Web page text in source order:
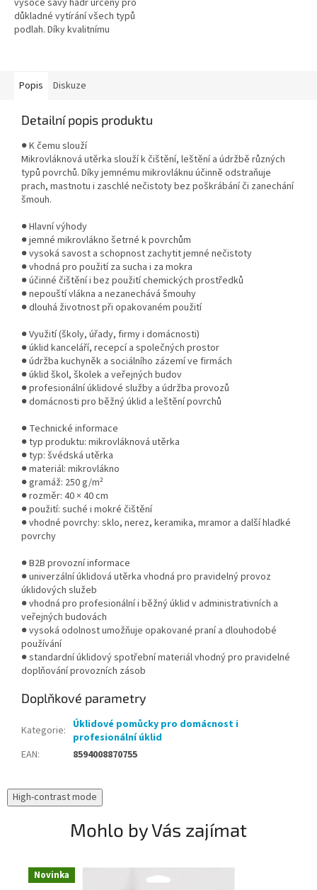
důkladné vytírání všech typů
podlah. Díky kvalitnímu
Popis
Diskuze
Detailní popis produktu
● K čemu slouží
Mikrovláknová utěrka slouží k čištění, leštění a údržbě různých
typů povrchů. Díky jemnému mikrovláknu účinně odstraňuje
prach, mastnotu i zaschlé nečistoty bez poškrábání či zanechání
šmouh.
● Hlavní výhody
● jemné mikrovlákno šetrné k povrchům
● vysoká savost a schopnost zachytit jemné nečistoty
● vhodná pro použití za sucha i za mokra
● účinné čištění i bez použití chemických prostředků
● nepouští vlákna a nezanechává šmouhy
● dlouhá životnost při opakovaném použití
● Využití (školy, úřady, firmy i domácnosti)
● úklid kanceláří, recepcí a společných prostor
● údržba kuchyněk a sociálního zázemí ve firmách
● úklid škol, školek a veřejných budov
● profesionální úklidové služby a údržba provozů
● domácnosti pro běžný úklid a leštění povrchů
● Technické informace
● typ produktu: mikrovláknová utěrka
● typ: švédská utěrka
● materiál: mikrovlákno
● gramáž: 250 g/m²
● rozměr: 40 × 40 cm
● použití: suché i mokré čištění
● vhodné povrchy: sklo, nerez, keramika, mramor a další hladké
povrchy
● B2B provozní informace
● univerzální úklidová utěrka vhodná pro pravidelný provoz
úklidových služeb
● vhodná pro profesionální i běžný úklid v administrativních a
veřejných budovách
● vysoká odolnost umožňuje opakované praní a dlouhodobé
používání
● standardní úklidový spotřební materiál vhodný pro pravidelné
doplňování provozních zásob
Doplňkové parametry
Kategorie: Úklidové pomůcky pro domácnost i
profesionální úklid
EAN: 8594008870755
High-contrast mode
Mohlo by Vás zajímat
Novinka